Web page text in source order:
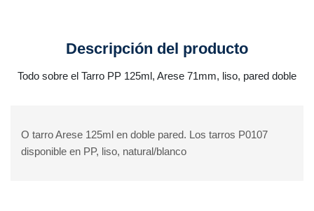
Descripción del producto
Todo sobre el Tarro PP 125ml, Arese 71mm, liso, pared doble
O tarro Arese 125ml en doble pared. Los tarros P0107
disponible en PP, liso, natural/blanco